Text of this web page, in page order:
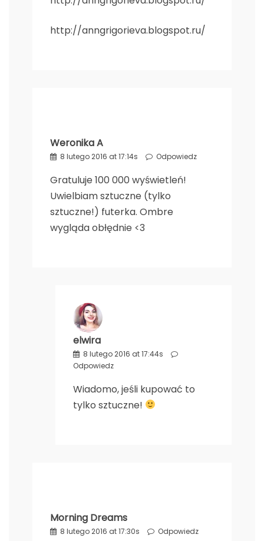
http://anngrigorieva.blogspot.ru/
Weronika A
8 lutego 2016 at 17:14s Odpowiedz
Gratuluje 100 000 wyświetleń!
Uwielbiam sztuczne (tylko
sztuczne!) futerka. Ombre
wygląda obłędnie <3
elwira
8 lutego 2016 at 17:44s
Odpowiedz
Wiadomo, jeśli kupować to
tylko sztuczne!
Morning Dreams
8 lutego 2016 at 17:30s Odpowiedz